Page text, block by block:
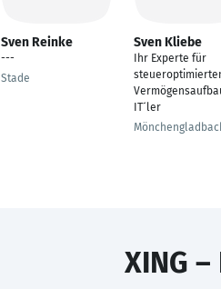
Sven Reinke
---
Stade
Sven Kliebe
Ihr Experte für
IT´ler
XING